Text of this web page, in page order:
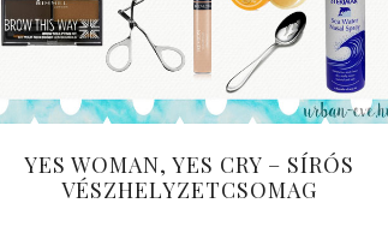
YES WOMAN, YES CRY – SÍRÓS
VÉSZHELYZETCSOMAG